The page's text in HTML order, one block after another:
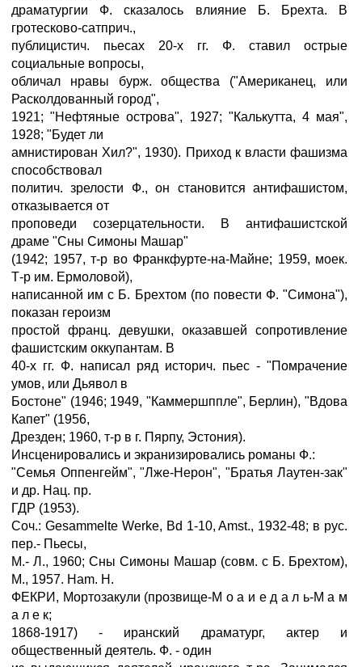
драматургии Ф. сказалось влияние Б. Брехта. В
гротесково-сатприч.,
публицистич. пьесах 20-х гг. Ф. ставил острые
социальные вопросы,
обличал нравы бурж. общества ("Американец, или
Расколдованный город",
1921; "Нефтяные острова", 1927; "Калькутта, 4 мая",
1928; "Будет ли
амнистирован Хил?", 1930). Приход к власти фашизма
способствовал
политич. зрелости Ф., он становится антифашистом,
отказывается от
проповеди созерцательности. В антифашистской
драме "Сны Симоны Машар"
(1942; 1957, т-р во Франкфурте-на-Майне; 1959, моек.
Т-р им. Ермоловой),
написанной им с Б. Брехтом (по повести Ф. "Симона"),
показан героизм
простой франц. девушки, оказавшей сопротивление
фашистским оккупантам. В
40-х гг. Ф. написал ряд историч. пьес - "Помрачение
умов, или Дьявол в
Бостоне" (1946; 1949, "Каммершппле", Берлин), "Вдова
Капет" (1956,
Дрезден; 1960, т-р в г. Пярпу, Эстония).
Инсценировались и экранизировались романы Ф.:
"Семья Оппенгейм", "Лже-Нерон", "Братья Лаутен-зак"
и др. Нац. пр.
ГДР (1953).
Соч.: Gesammelte Werke, Bd 1-10, Amst., 1932-48; в рус.
пер.- Пьесы,
М.- Л., 1960; Сны Симоны Машар (совм. с Б. Брехтом),
М., 1957. Ham. H.
ФЕКРИ, Мортозакули (прозвище-М о а и e д а л ь-М а м
а л e к;
1868-1917) - иранский драматург, актер и
общественный деятель. Ф. - один